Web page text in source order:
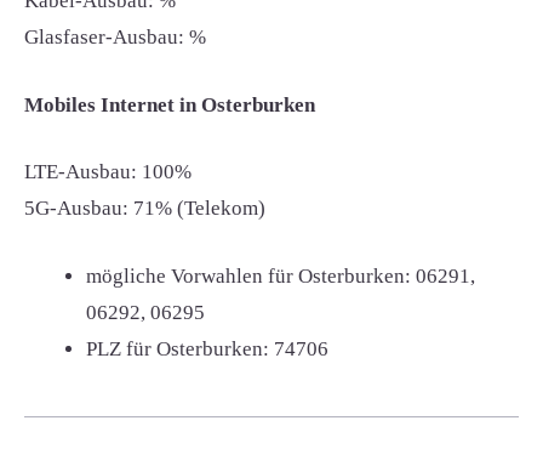
Glasfaser-Ausbau: %
Mobiles Internet in Osterburken
LTE-Ausbau: 100%
5G-Ausbau: 71% (Telekom)
mögliche Vorwahlen für Osterburken: 06291,
06292, 06295
PLZ für Osterburken: 74706